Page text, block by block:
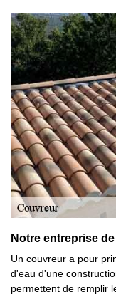
Notre entreprise
Un couvreur a pour
d'eau d'une
permettent de remplir